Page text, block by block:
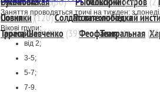
Совки(1) Солдатская слободка(7)
Троещина(120) Феофания(1)
Позняки(120) Политехнический
Тараса Шевченко (39) Театральная
Заняття проводяться тричі на тижден: з
Вікові групи:
від 2;
3-5;
5-7;
7-9.